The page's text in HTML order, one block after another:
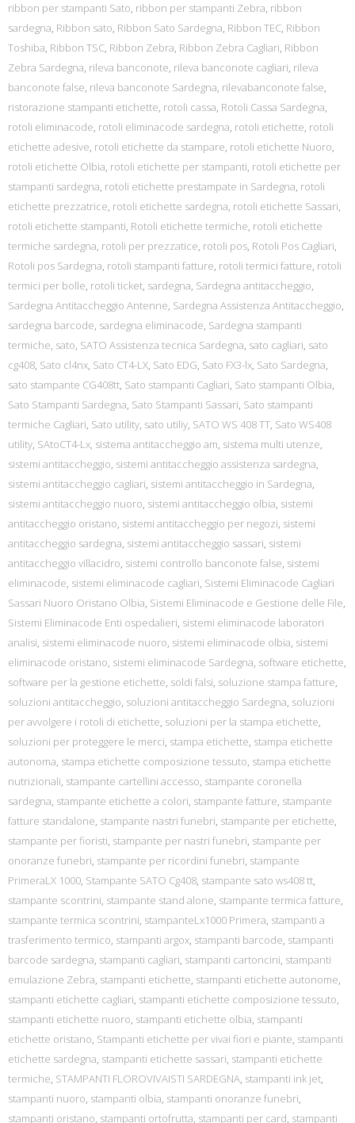
ribbon per stampanti Sato, ribbon per stampanti Zebra, ribbon
sardegna, Ribbon sato, Ribbon Sato Sardegna, Ribbon TEC, Ribbon
Toshiba, Ribbon TSC, Ribbon Zebra, Ribbon Zebra Cagliari, Ribbon
Zebra Sardegna, rileva banconote, rileva banconote cagliari, rileva
banconote false, rileva banconote Sardegna, rilevabanconote false,
ristorazione stampanti etichette, rotoli cassa, Rotoli Cassa Sardegna,
rotoli eliminacode, rotoli eliminacode sardegna, rotoli etichette, rotoli
etichette adesive, rotoli etichette da stampare, rotoli etichette Nuoro,
rotoli etichette Olbia, rotoli etichette per stampanti, rotoli etichette per
stampanti sardegna, rotoli etichette prestampate in Sardegna, rotoli
etichette prezzatrice, rotoli etichette sardegna, rotoli etichette Sassari,
rotoli etichette stampanti, Rotoli etichette termiche, rotoli etichette
termiche sardegna, rotoli per prezzatice, rotoli pos, Rotoli Pos Cagliari,
Rotoli pos Sardegna, rotoli stampanti fatture, rotoli termici fatture, rotoli
termici per bolle, rotoli ticket, sardegna, Sardegna antitaccheggio,
Sardegna Antitaccheggio Antenne, Sardegna Assistenza Antitaccheggio,
sardegna barcode, sardegna eliminacode, Sardegna stampanti
termiche, sato, SATO Assistenza tecnica Sardegna, sato cagliari, sato
cg408, Sato cl4nx, Sato CT4-LX, Sato EDG, Sato FX3-lx, Sato Sardegna,
sato stampante CG408tt, Sato stampanti Cagliari, Sato stampanti Olbia,
Sato Stampanti Sardegna, Sato Stampanti Sassari, Sato stampanti
termiche Cagliari, Sato utility, sato utiliy, SATO WS 408 TT, Sato WS408
utility, SAtoCT4-Lx, sistema antitaccheggio am, sistema multi utenze,
sistemi antitaccheggio, sistemi antitaccheggio assistenza sardegna,
sistemi antitaccheggio cagliari, sistemi antitaccheggio in Sardegna,
sistemi antitaccheggio nuoro, sistemi antitaccheggio olbia, sistemi
antitaccheggio oristano, sistemi antitaccheggio per negozi, sistemi
antitaccheggio sardegna, sistemi antitaccheggio sassari, sistemi
antitaccheggio villacidro, sistemi controllo banconote false, sistemi
eliminacode, sistemi eliminacode cagliari, Sistemi Eliminacode Cagliari
Sassari Nuoro Oristano Olbia, Sistemi Eliminacode e Gestione delle File,
Sistemi Eliminacode Enti ospedalieri, sistemi eliminacode laboratori
analisi, sistemi eliminacode nuoro, sistemi eliminacode olbia, sistemi
eliminacode oristano, sistemi eliminacode Sardegna, software etichette,
software per la gestione etichette, soldi falsi, soluzione stampa fatture,
soluzioni antitaccheggio, soluzioni antitaccheggio Sardegna, soluzioni
per avvolgere i rotoli di etichette, soluzioni per la stampa etichette,
soluzioni per proteggere le merci, stampa etichette, stampa etichette
autonoma, stampa etichette composizione tessuto, stampa etichette
nutrizionali, stampante cartellini accesso, stampante coronella
sardegna, stampante etichette a colori, stampante fatture, stampante
fatture standalone, stampante nastri funebri, stampante per etichette,
stampante per fioristi, stampante per nastri funebri, stampante per
onoranze funebri, stampante per ricordini funebri, stampante
PrimeraLX 1000, Stampante SATO Cg408, stampante sato ws408 tt,
stampante scontrini, stampante stand alone, stampante termica fatture,
stampante termica scontrini, stampanteLx1000 Primera, stampanti a
trasferimento termico, stampanti argox, stampanti barcode, stampanti
barcode sardegna, stampanti cagliari, stampanti cartoncini, stampanti
emulazione Zebra, stampanti etichette, stampanti etichette autonome,
stampanti etichette cagliari, stampanti etichette composizione tessuto,
stampanti etichette nuoro, stampanti etichette olbia, stampanti
etichette oristano, Stampanti etichette per vivai fiori e piante, stampanti
etichette sardegna, stampanti etichette sassari, stampanti etichette
termiche, STAMPANTI FLOROVIVAISTI SARDEGNA, stampanti ink jet,
stampanti nuoro, stampanti olbia, stampanti onoranze funebri,
stampanti oristano, stampanti ortofrutta, stampanti per card, stampanti